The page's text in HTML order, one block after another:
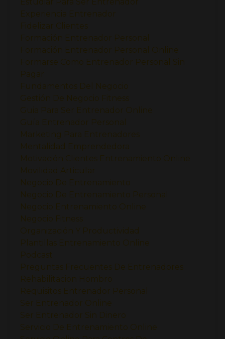
Experiencia Entrenador
Fidelizar Clientes
Formación Entrenador Personal
Formación Entrenador Personal Online
Formarse Como Entrenador Personal Sin
Pagar
Fundamentos Del Negocio
Gestión De Negocio Fitness
Guia Para Ser Entrenador Online
Guía Entrenador Personal
Marketing Para Entrenadores
Mentalidad Emprendedora
Motivación Clientes Entrenamiento Online
Movilidad Articular
Negocio De Entrenamiento
Negocio De Entrenamiento Personal
Negocio Entrenamiento Online
Negocio Fitness
Organización Y Productividad
Plantillas Entrenamiento Online
Podcast
Preguntas Frecuentes De Entrenadores
Rehabilitacion Hombro
Requisitos Entrenador Personal
Ser Entrenador Online
Ser Entrenador Sin Dinero
Servicio De Entrenamiento Online